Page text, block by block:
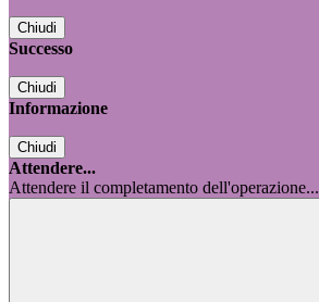
Chiudi
Successo
Chiudi
Informazione
Chiudi
Attendere...
Attendere il completamento dell'operazione...